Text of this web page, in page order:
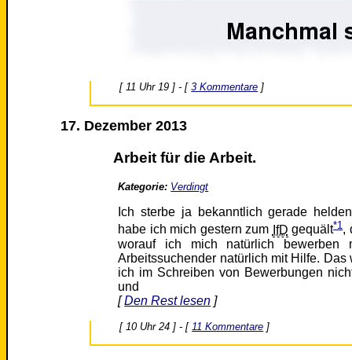
[ 11 Uhr 19 ] - [3 Kommentare ]
17. Dezember 2013
Arbeit für die Arbeit.
Kategorie: Verdingt
Ich sterbe ja bekanntlich gerade
habe ich mich gestern zum IfD gequält*1,
worauf ich mich natürlich bewerben
Arbeitssuchender natürlich mit Hilfe.
ich im Schreiben von Bewerbungen
und
[Den Rest lesen ]
[ 10 Uhr 24 ] - [ 11 Kommentare ]